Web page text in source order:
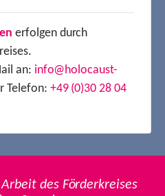
erfolgen durch
an: info@holocaust-
Telefon: +49 (0)30 28 04
des Förderkreises